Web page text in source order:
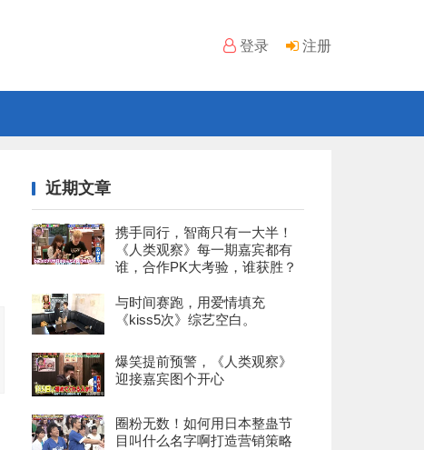
登录 注册
近期文章
携手同行，智商只有一大半！
《人类观察》每一期嘉宾都有
谁，合作PK大考验，谁获胜？
与时间赛跑，用爱情填充
《kiss5次》综艺空白。
爆笑提前预警，《人类观察》
迎接嘉宾图个开心
圈粉无数！如何用日本整蛊节
目叫什么名字啊打造营销策略